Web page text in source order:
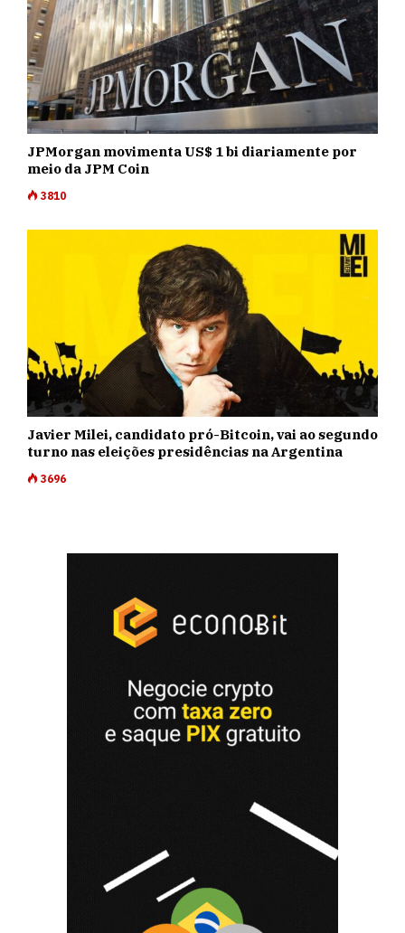
JPMorgan movimenta US$ 1 bi diariamente por
meio da JPM Coin
3810
Javier Milei, candidato pró-Bitcoin, vai ao segundo
turno nas eleições presidências na Argentina
3696